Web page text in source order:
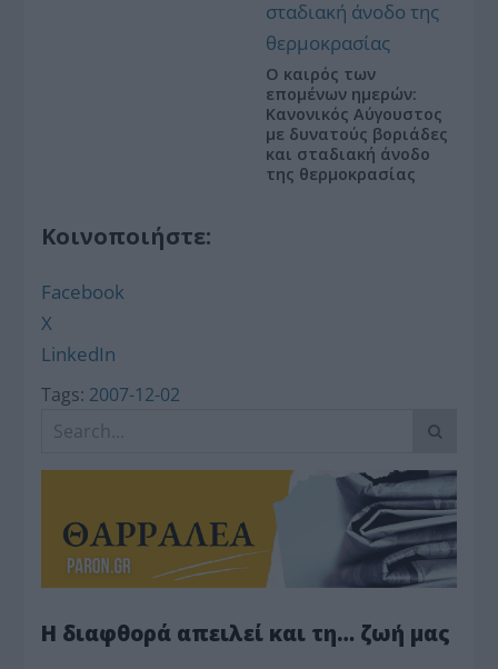
Ο καιρός των
επομένων ημερών:
Κανονικός Αύγουστος
με δυνατούς βοριάδες
και σταδιακή άνοδο
της θερμοκρασίας
Κοινοποιήστε:
Facebook
X
LinkedIn
Tags: 2007-12-02
Η διαφθορά απειλεί και τη… ζωή μας